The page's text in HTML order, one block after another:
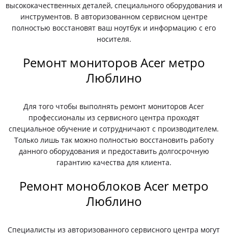
высококачественных деталей, специального оборудования и
инструментов. В авторизованном сервисном центре
полностью восстановят ваш ноутбук и информацию с его
носителя.
Ремонт мониторов Acer метро
Люблино
Для того чтобы выполнять ремонт мониторов Acer
профессионалы из сервисного центра проходят
специальное обучение и сотрудничают с производителем.
Только лишь так можно полностью восстановить работу
данного оборудования и предоставить долгосрочную
гарантию качества для клиента.
Ремонт моноблоков Acer метро
Люблино
Специалисты из авторизованного сервисного центра могут